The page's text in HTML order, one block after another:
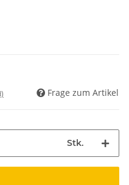
Frage zum Artikel
Stk.